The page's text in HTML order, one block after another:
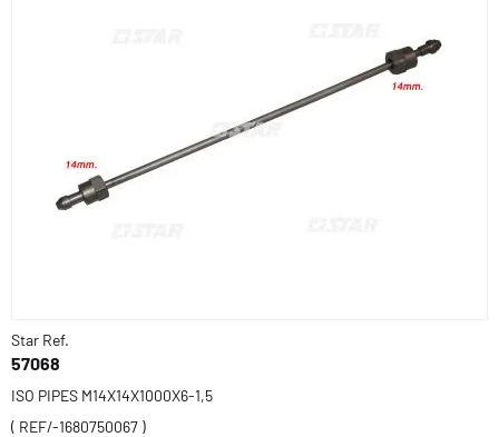
Star Ref.
57068
ISO PIPES M14X14X1000X6-1,5
( REF/-1680750067 )